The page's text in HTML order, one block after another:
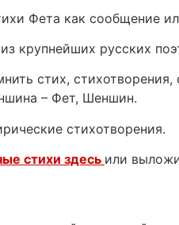
Фета как сообщение
крупнейших русских
стих,
– Фет, Шеншин.
стихотворения.
стихи здесь или